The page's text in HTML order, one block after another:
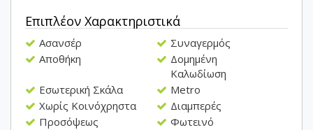
Επιπλέον Χαρακτηριστικά
Ασανσέρ
Συναγερμός
Αποθήκη
Δομημένη
Καλωδίωση
Εσωτερική Σκάλα
Metro
Χωρίς Κοινόχρηστα
Διαμπερές
Προσόψεως
Φωτεινό